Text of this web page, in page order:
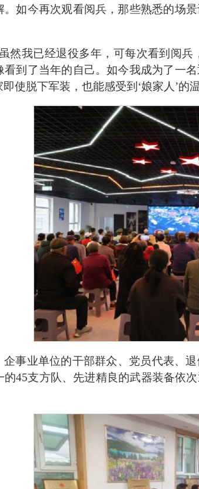
。如今再次观看阅兵，那些熟悉的场
虽然我已经退役多年，可每次看到阅
看到了当年的自己。如今我成为了一
使脱下军装，也能感受到 ‘娘家人 ’的
企事业单位的干部群众、党员代表、
的45支方队、先进精良的武器装备依